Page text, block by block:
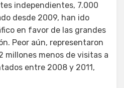
independientes, 7.000
desde 2009, han ido
en favor de las grandes
Peor aún, representaron
millones menos de visitas a
entre 2008 y 2011,